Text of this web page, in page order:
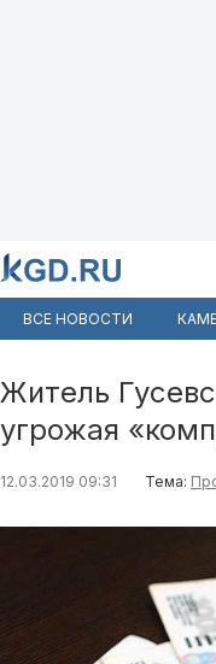
ВСЕ НОВОСТИ
Житель
угрожая
12.03.2019 09:31 Тема: